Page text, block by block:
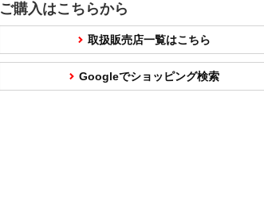
ご購入はこちらから
取扱販売店一覧はこちら
Googleでショッピング検索